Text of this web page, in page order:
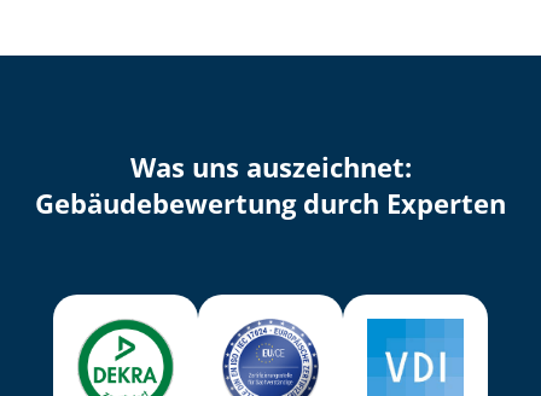
Was uns auszeichnet:
Ge­bäu­de­be­wer­tung durch Experten